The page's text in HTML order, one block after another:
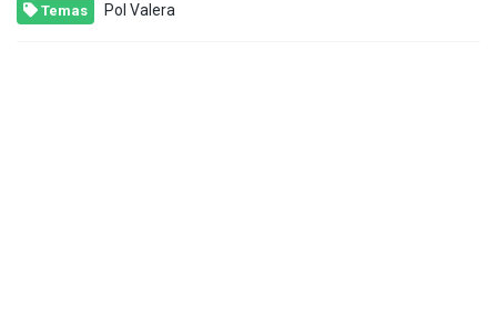
Temas Pol Valera